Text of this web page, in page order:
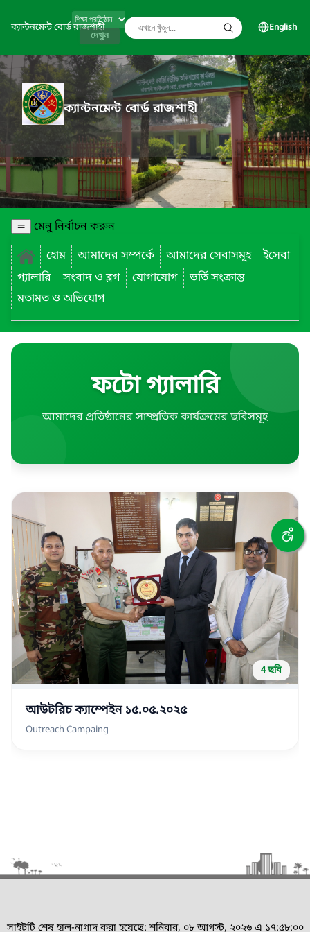
ক্যান্টনমেন্ট বোর্ড রাজশাহী
দেখুন
English
ক্যান্টনমেন্ট বোর্ড রাজশাহী
মেনু নির্বাচন করুন
হোম
আমাদের সম্পর্কে আমাদের সেবাসমূহ
ইসেবা
গ্যালারি
সংবাদ ও ব্লগ যোগাযোগ
ভর্তি সংক্রান্ত
মতামত ও অভিযোগ
ফটো গ্যালারি
আমাদের প্রতিষ্ঠানের সাম্প্রতিক কার্যক্রমের ছবিসমূহ
4 ছবি
আউটরিচ ক্যাম্পেইন ১৫.০৫.২০২৫
Outreach Campaing
সাইটটি শেষ হাল-নাগাদ করা হয়েছে: শনিবার, ০৮ আগস্ট, ২০২৬ এ ১৭:৫৮:০০